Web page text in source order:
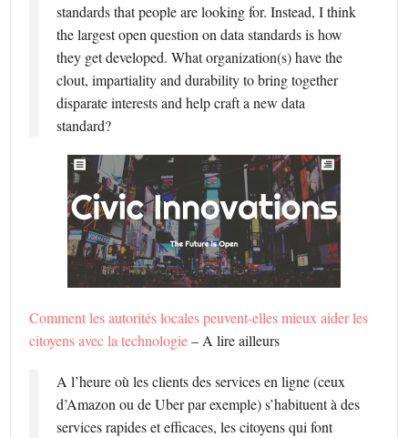
standards that people are looking for. Instead, I think
the largest open question on data standards is how
they get developed. What organization(s) have the
clout, impartiality and durability to bring together
disparate interests and help craft a new data
standard?
Comment les autorités locales peuvent-elles mieux aider les
citoyens avec la technologie– A lire ailleurs
A l’heure où les clients des services en ligne (ceux
d’Amazon ou de Uber par exemple) s’habituent à des
services rapides et efficaces, les citoyens qui font